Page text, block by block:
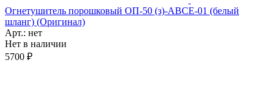
Огнетушитель порошковый ОП-50 (з)-АВСЕ-01 (белый
шланг) (Оригинал)
Арт.: нет
Нет в наличии
5700 ₽